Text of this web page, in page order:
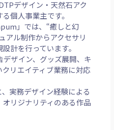
デザイン・天然石アク
個人事業主です。
」では、“癒しと幻
アル制作からアクセサリ
計を行っています。
ザイン、グッズ展開、キ
リエイティブ業務に対応
実務デザイン経験による
リジナリティのある作品